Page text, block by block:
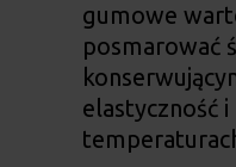
gumowe
posmarować
elastyczność i